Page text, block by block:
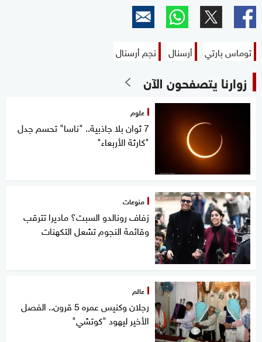
توماس بارتي أرسنال نجم أرسنال
زوارنا يتصفحون الآن
علوم
7 ثوان بلا جاذبية.. "ناسا" تحسم جدل
"كارثة الأربعاء"
منوعات
زفاف رونالدو السبت؟ ماديرا تترقب
وقائمة النجوم تشعل التكهنات
عالم
رجلان وكنيس عمره 5 قرون.. الفصل
الأخير ليهود "كوتشي"